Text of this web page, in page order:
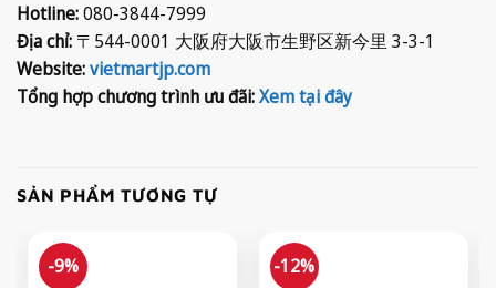
Hotline:080-3844-7999
Địa chỉ: 〒544-0001 大阪府大阪市生野区新今里 3-3-1
Website:vietmartjp.com
Tổng hợp chương trình ưu đãi:Xem tại đây
SẢN PHẨM TƯƠNG TỰ
-9% -12%